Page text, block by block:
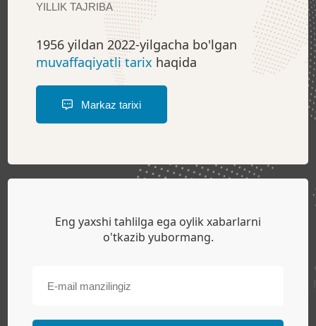
YILLIK TAJRIBA
1956 yildan 2022-yilgacha bo'lgan
muvaffaqiyatli tarix haqida
Markaz tarixi
Eng yaxshi tahlilga ega oylik xabarlarni
o'tkazib yubormang.